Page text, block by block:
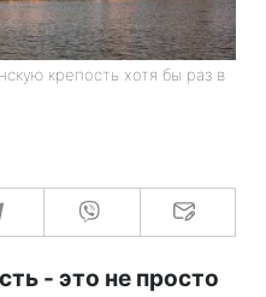
крепость хотя бы раз в
- это не просто